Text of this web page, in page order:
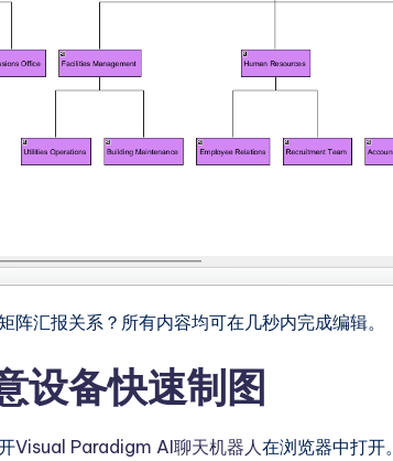
汇报关系？所有内容均可在几秒内完成编辑。
设备快速制图
Visual Paradigm AI聊天机器人 在浏览器中打开。